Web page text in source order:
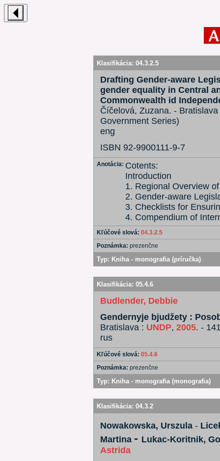
Klasifikácia: 04.3.2.5
Drafting Gender-aware
gender equality in Central
Commonwealth id
Číčelová, Zuzana. -
Government Series)
eng
ISBN 92-9900111-9-7
Anotácia: Cotents:
Introduction
1. Regional Overview
2. Gender-aware
3. Checklists for
4. Compendium of
Kľúčové slová: 04.3.2.5
Poznámka: prezenčne
Typ: Kniha - monografia (príručka)
Klasifikácia: 05.4.6
Budlender, Debbie
Gendernyje bjudžety :
Bratislava : UNDP, 2005. -
rus
Kľúčové slová: 05.4.6
Poznámka: prezenčne
Typ: Kniha - monografia (monografia)
Klasifikácia: 04.3.2
Nowakowska, Urszula -
Martina - Lukac-Koritnik,
Astrida